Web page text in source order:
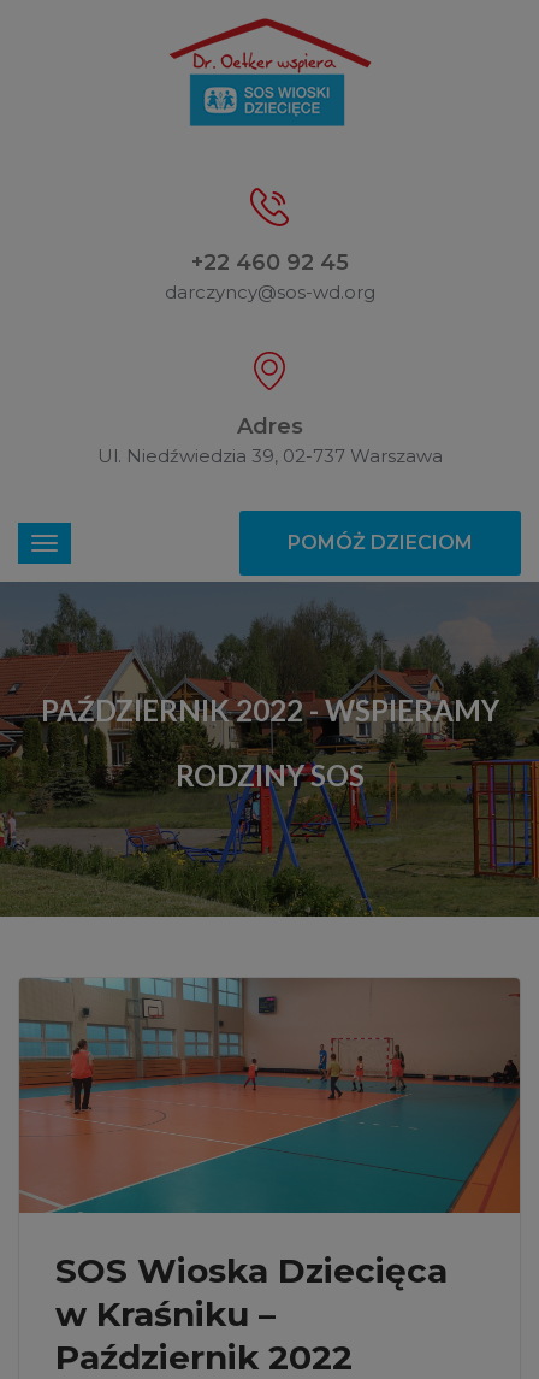
+22 460 92 45
darczyncy@sos-wd.org
Adres
Ul. Niedźwiedzia 39, 02-737 Warszawa
POMÓŻ DZIECIOM
PAŹDZIERNIK 2022 - WSPIERAMY
RODZINY SOS
SOS Wioska Dziecięca
w Kraśniku –
Październik 2022